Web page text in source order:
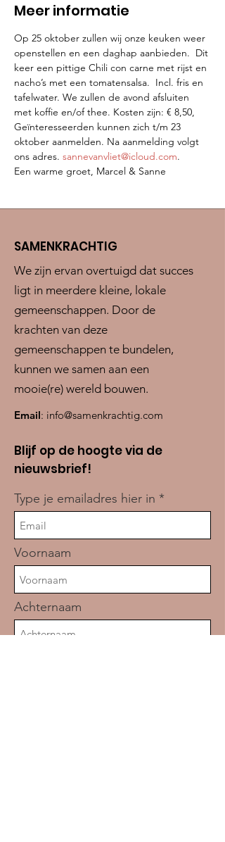
Meer informatie
Op 25 oktober zullen wij onze keuken weer
openstellen en een daghap aanbieden.  Dit
keer een pittige Chili con carne met rijst en
nacho’s met een tomatensalsa.  Incl. fris en
tafelwater. We zullen de avond afsluiten
met koffie en/of thee. Kosten zijn: € 8,50,
Geïnteresseerden kunnen zich t/m 23
oktober aanmelden. Na aanmelding volgt
ons adres. sannevanvliet@icloud.com.
Een warme groet, Marcel & Sanne
SAMENKRACHTIG
We zijn ervan overtuigd dat succes
ligt in meerdere kleine, lokale
gemeenschappen. Door de
krachten van deze
gemeenschappen te bundelen,
kunnen we samen aan een
mooie(re) wereld bouwen.
Email: info@samenkrachtig.com
Blijf op de hoogte via de
nieuwsbrief!
Type je emailadres hier in
Voornaam
Achternaam